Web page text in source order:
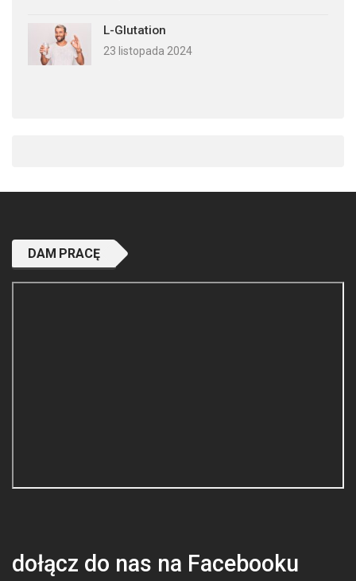
L-Glutation
23 listopada 2024
DAM PRACĘ
dołącz do nas na Facebooku